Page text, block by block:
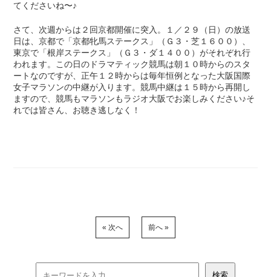
てくださいね〜♪
さて、次週からは２回京都開催に突入。１／２９（日）の放送
日は、京都で「京都牝馬ステークス」（Ｇ３・芝１６００）、
東京で「根岸ステークス」（Ｇ３・ダ１４００）がそれぞれ行
われます。この日のドラマティック競馬は朝１０時からのスタ
ートなのですが、正午１２時からは毎年恒例となった大阪国際
女子マラソンの中継が入ります。競馬中継は１５時から再開し
ますので、競馬もマラソンもラジオ大阪でお楽しみください♪そ
れでは皆さん、お聴き逃しなく！
« 次へ 前へ »